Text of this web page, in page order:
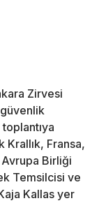
Zirvesi
toplantıya
Krallık, Fransa,
Avrupa Birliği
Temsilcisi ve
Kallas yer